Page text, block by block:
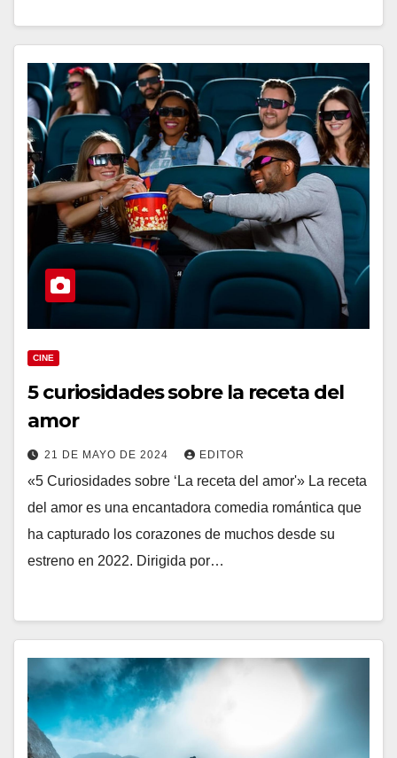
CINE
5 curiosidades sobre la receta del
amor
21 DE MAYO DE 2024 EDITOR
«5 Curiosidades sobre ‘La receta del amor'» La receta
del amor es una encantadora comedia romántica que
ha capturado los corazones de muchos desde su
estreno en 2022. Dirigida por…